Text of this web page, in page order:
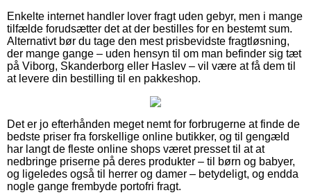
Enkelte internet handler lover fragt uden gebyr, men i mange
tilfælde forudsætter det at der bestilles for en bestemt sum.
Alternativt bør du tage den mest prisbevidste fragtløsning,
der mange gange – uden hensyn til om man befinder sig tæt
på Viborg, Skanderborg eller Haslev – vil være at få dem til
at levere din bestilling til en pakkeshop.
Det er jo efterhånden meget nemt for forbrugerne at finde de
bedste priser fra forskellige online butikker, og til gengæld
har langt de fleste online shops været presset til at at
nedbringe priserne på deres produkter – til børn og babyer,
og ligeledes også til herrer og damer – betydeligt, og endda
nogle gange frembyde portofri fragt.